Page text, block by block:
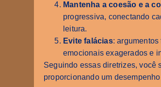
Mantenha a coesão e a
progressiva, conectando
leitura.
Evite falácias:
emocionais exagerados e
Seguindo essas diretrizes, você
proporcionando um